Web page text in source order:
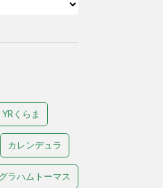
YRくらま
カレンデュラ
グラハムトーマス